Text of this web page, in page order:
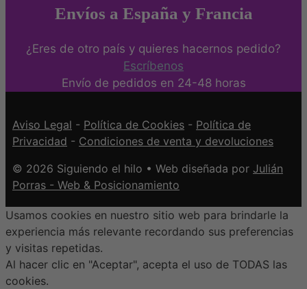
Envíos a España y Francia
¿Eres de otro país y quieres hacernos pedido?
Escríbenos
Envío de pedidos en 24-48 horas
Aviso Legal - Política de Cookies - Política de
Privacidad - Condiciones de venta y devoluciones
© 2026 Siguiendo el hilo • Web diseñada por Julián
Porras - Web & Posicionamiento
Usamos cookies en nuestro sitio web para brindarle la
experiencia más relevante recordando sus preferencias
y visitas repetidas.
Al hacer clic en "Aceptar", acepta el uso de TODAS las
cookies.